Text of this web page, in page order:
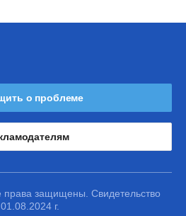
о проблеме
защищены. Свидетельство
г.